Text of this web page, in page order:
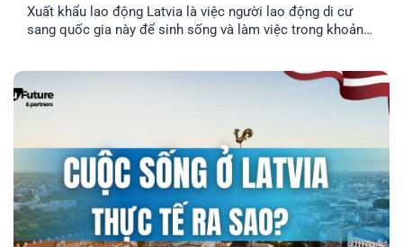
Xuất khẩu lao động Latvia là việc người lao động di cư
sang quốc gia này để sinh sống và làm việc trong khoản
nhu cầu định cư. Vậy đâu mới là phương án định cư cho
cả gia đình tốt nhất? Cùng EFP tìm hiểu qua bài viết dưới